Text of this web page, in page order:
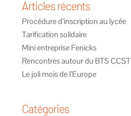
Articles récents
Procédure d’inscription au lycée
Tarification solidaire
Mini entreprise Fenicks
Rencontres autour du BTS CCST
Le joli mois de l’Europe
Catégories